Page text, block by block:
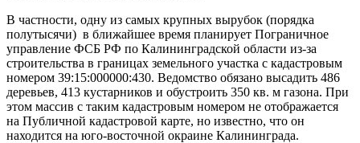
В частности, одну из самых крупных вырубок (порядка
полутысячи) в ближайшее время планирует Пограничное
управление ФСБ РФ по Калининградской области из-за
строительства в границах земельного участка с кадастровым
номером 39:15:000000:430. Ведомство обязано высадить 486
деревьев, 413 кустарников и обустроить 350 кв. м газона. При
этом массив с таким кадастровым номером не отображается
на Публичной кадастровой карте, но известно, что он
находится на юго-восточной окраине Калининграда.